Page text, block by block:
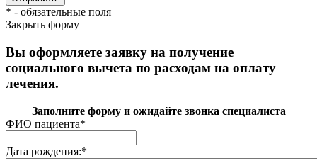
* - обязательные поля
Закрыть форму
Вы оформляете заявку на получение
социального вычета по расходам на оплату
лечения.
Заполните форму и ожидайте звонка специалиста
ФИО пациента*
Дата рождения:*